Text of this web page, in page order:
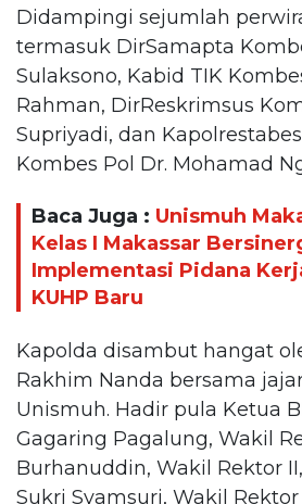
Didampingi sejumlah
termasuk DirSamapta
Sulaksono, Kabid TIK
Rahman, DirReskrimsus
Supriyadi, dan
Kombes Pol Dr. Mohamad
Baca Juga : Unismuh
Kelas I Makassar
Implementasi Pidana
KUHP Baru
Kapolda disambut hangat
Rakhim Nanda bersama
Unismuh. Hadir pula Ketua
Gagaring Pagalung, Wakil
Burhanuddin, Wakil Rektor
Sukri Syamsuri, Wakil Rektor